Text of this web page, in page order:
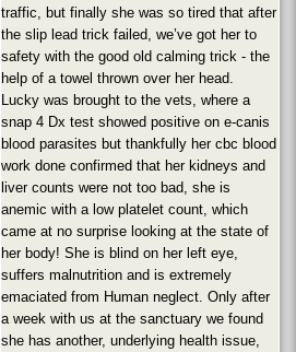
traffic, but finally she was so tired that after
the slip lead trick failed, we’ve got her to
safety with the good old calming trick - the
help of a towel thrown over her head.
Lucky was brought to the vets, where a
snap 4 Dx test showed positive on e-canis
blood parasites but thankfully her cbc blood
work done confirmed that her kidneys and
liver counts were not too bad, she is
anemic with a low platelet count, which
came at no surprise looking at the state of
her body! She is blind on her left eye,
suffers malnutrition and is extremely
emaciated from Human neglect. Only after
a week with us at the sanctuary we found
she has another, underlying health issue,